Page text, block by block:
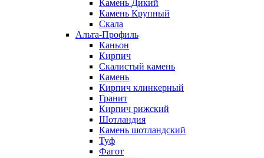
Камень Дикий
Камень Крупный
Скала
Альта-Профиль
Каньон
Кирпич
Скалистый камень
Камень
Кирпич клинкерный
Гранит
Кирпич рижский
Шотландия
Камень шотландский
Туф
Фагот